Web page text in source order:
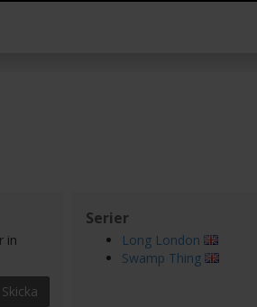
in
Skicka
Serier
Long London
Swamp Thing